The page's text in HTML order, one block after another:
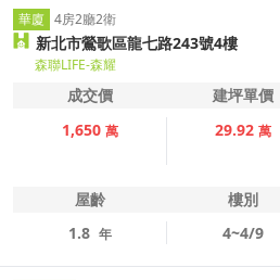
華廈 4房2廳2衛
新北市鶯歌區龍七路243號4樓
森聯LIFE-森耀
成交價 建坪單價
1,650 萬 29.92 萬
屋齡 樓別
1.8 年 4~4/9